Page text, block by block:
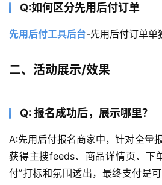
Q:如何区分先用后付订单
先用后付工具后台-先用后付订单单
二、活动展示/效果
Q: 报名成功后，展示哪里？
A:先用后付报名商家中，针对全量
获得主搜feeds、商品详情页、下
付”打标和氛围透出，最终支付是